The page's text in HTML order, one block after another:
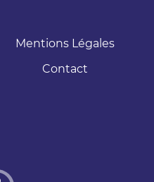
Mentions Légales
Contact